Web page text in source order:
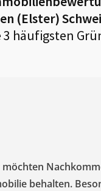
(Elster)
3 häufigsten
behalten.